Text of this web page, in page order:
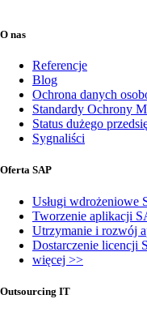
O nas
Referencje
Blog
Ochrona danych
Standardy Ochrony
Status dużego
Sygnaliści
Oferta SAP
Usługi wdrożeniowe
Tworzenie aplikacji
Utrzymanie i rozwój
Dostarczenie licencji
więcej >>
Outsourcing IT